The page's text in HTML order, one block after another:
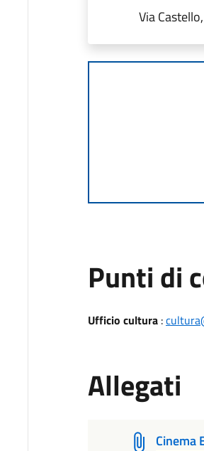
Via
Punti di
Ufficio cultura:
Allegati
Cinema